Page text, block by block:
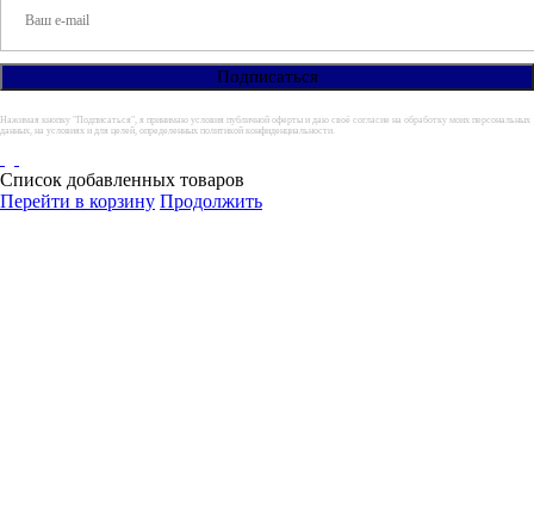
Нажимая кнопку "Подписаться", я принимаю условия публичной оферты и даю своё согласие на обработку моих персональных
данных, на условиях и для целей, определенных политикой конфиденциальности.
Список добавленных товаров
Перейти в корзину Продолжить